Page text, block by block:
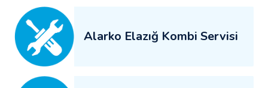
Alarko Elazığ Kombi Servisi